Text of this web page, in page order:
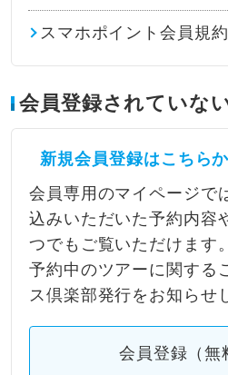
スマホポイント会員規
会員登録されていな
新規会員登録はこちら
会員専用のマイページで
込みいただいた予約内容
つでもご覧いただけます
予約中のツアーに関する
ス倶楽部発行をお知らせ
会員登録（無